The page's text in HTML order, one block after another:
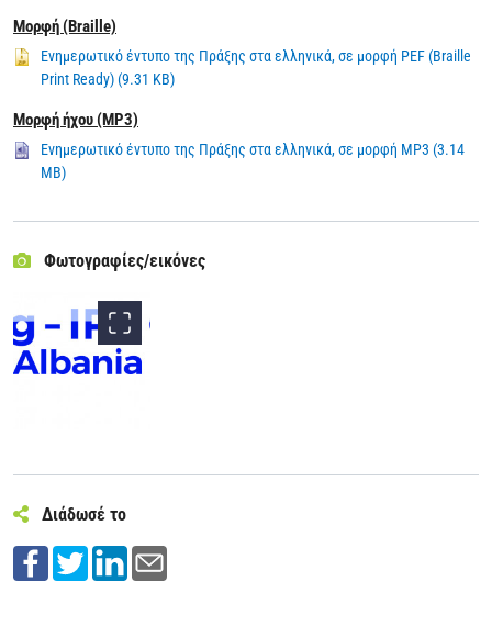
Μορφή (Braille)
Ενημερωτικό έντυπο της Πράξης στα ελληνικά, σε μορφή PEF (Braille
Print Ready) (9.31 KB)
Μορφή ήχου (MP3)
Ενημερωτικό έντυπο της Πράξης στα ελληνικά, σε μορφή MP3 (3.14
MB)
Φωτογραφίες/εικόνες
Διάδωσέ το